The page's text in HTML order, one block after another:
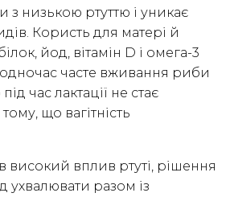
з низькою ртуттю і уникає
Користь для матері й
йод, вітамін D і омега-3
часте вживання риби
час лактації не стає
що вагітність
високий вплив ртуті, рішення
ухвалювати разом із